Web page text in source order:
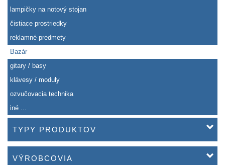
lampičky na notový stojan
čistiace prostriedky
reklamné predmety
Bazár
gitary / basy
klávesy / moduly
ozvučovacia technika
iné ...
TYPY PRODUKTOV
VÝROBCOVIA